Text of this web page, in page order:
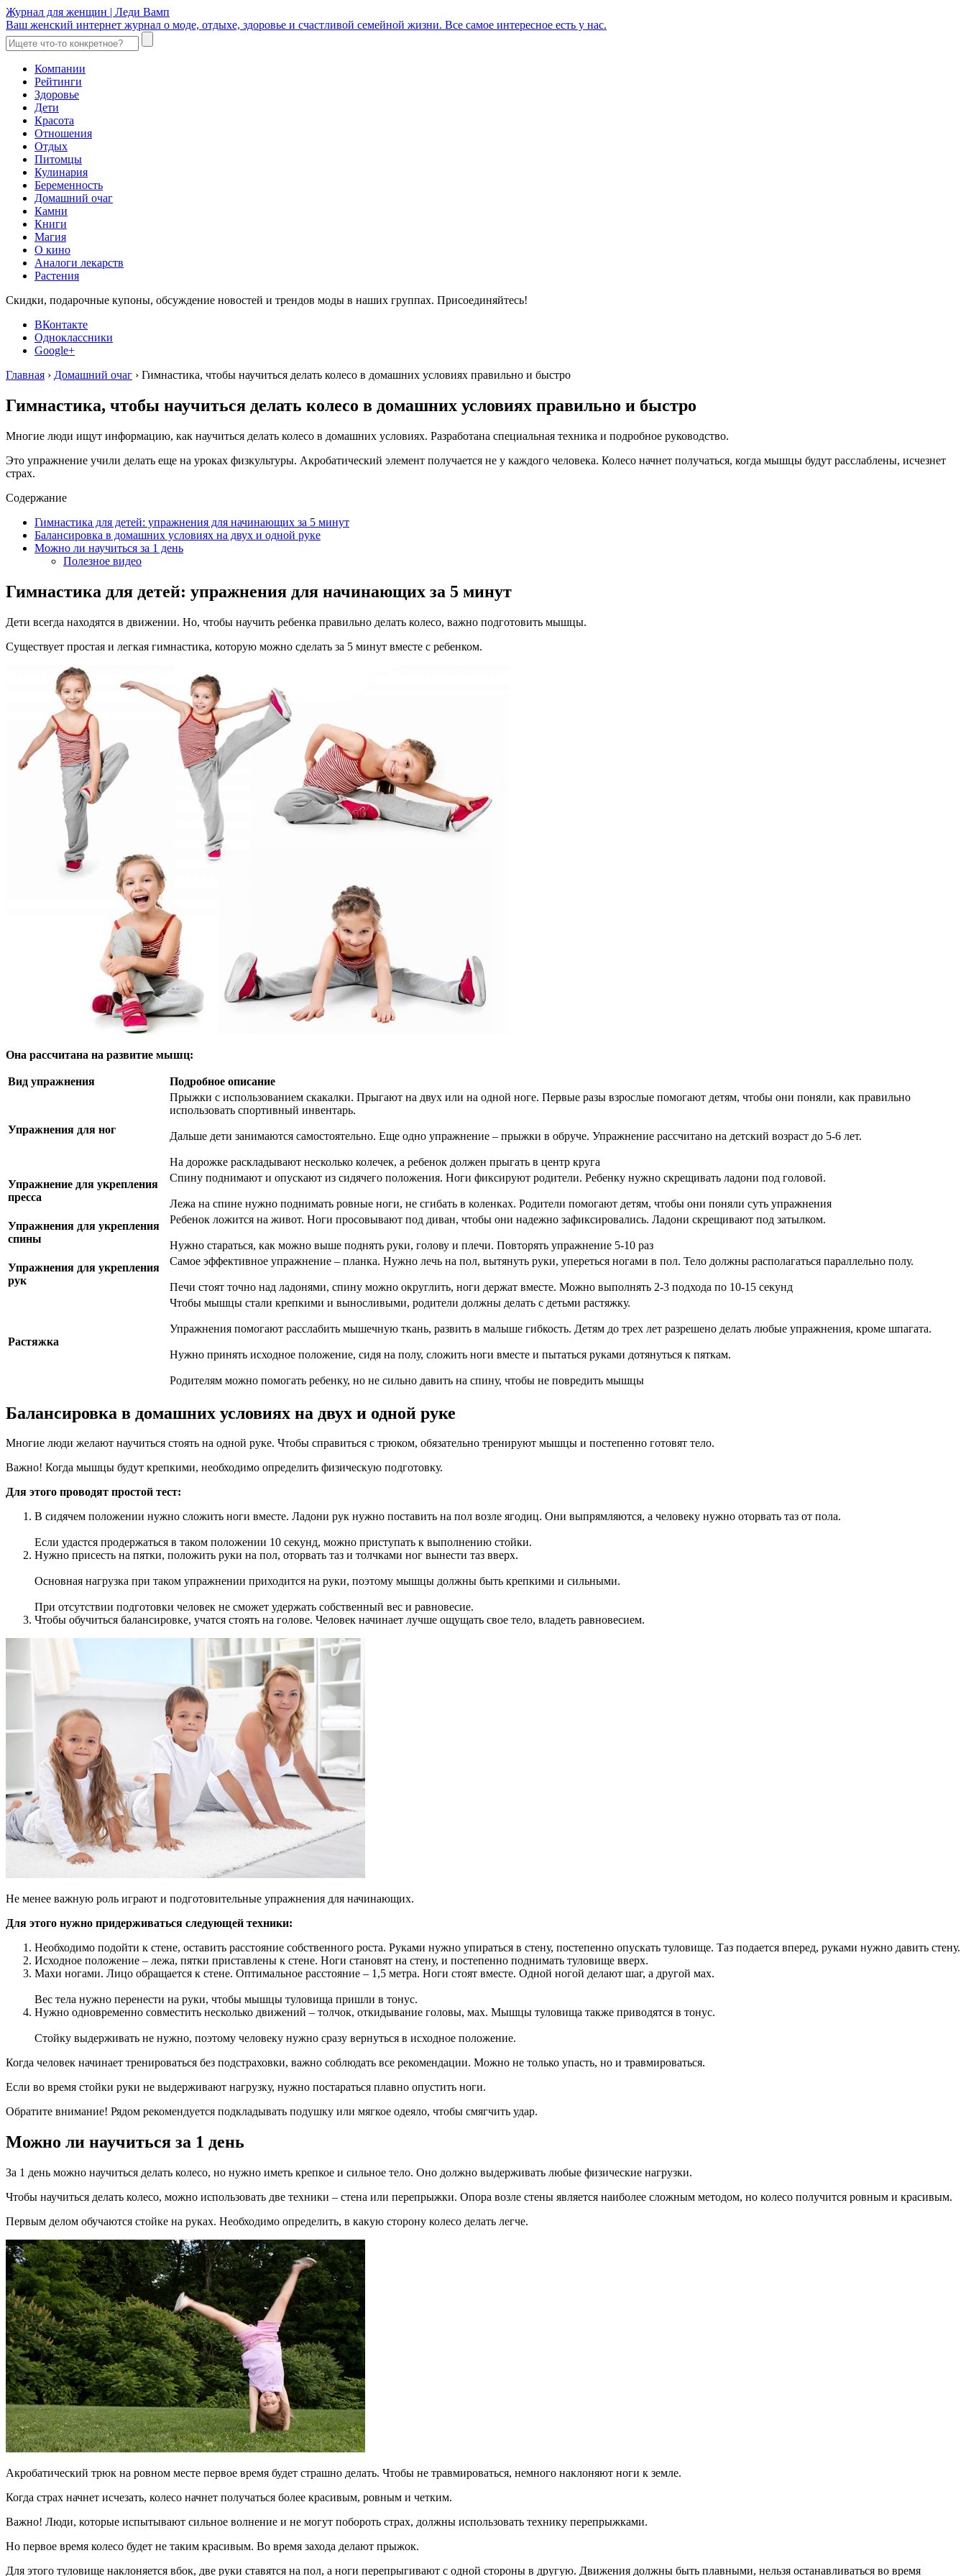
Журнал для женщин | Леди Вамп
Ваш женский интернет журнал о моде, отдыхе, здоровье и счастливой семейной жизни. Все самое интересное есть у нас.
Компании
Рейтинги
Здоровье
Дети
Красота
Отношения
Отдых
Питомцы
Кулинария
Беременность
Домашний очаг
Камни
Книги
Магия
О кино
Аналоги лекарств
Растения
Скидки, подарочные купоны, обсуждение новостей и трендов моды в наших группах. Присоединяйтесь!
ВКонтакте
Одноклассники
Google+
Главная › Домашний очаг › Гимнастика, чтобы научиться делать колесо в домашних условиях правильно и быстро
Гимнастика, чтобы научиться делать колесо в домашних условиях правильно и быстро
Многие люди ищут информацию, как научиться делать колесо в домашних условиях. Разработана специальная техника и подробное руководство.
Это упражнение учили делать еще на уроках физкультуры. Акробатический элемент получается не у каждого человека. Колесо начнет получаться, когда мышцы будут расслаблены, исчезнет
страх.
Содержание
Гимнастика для детей: упражнения для начинающих за 5 минут
Балансировка в домашних условиях на двух и одной руке
Можно ли научиться за 1 день
Полезное видео
Гимнастика для детей: упражнения для начинающих за 5 минут
Дети всегда находятся в движении. Но, чтобы научить ребенка правильно делать колесо, важно подготовить мышцы.
Существует простая и легкая гимнастика, которую можно сделать за 5 минут вместе с ребенком.
Она рассчитана на развитие мышц:
Вид упражнения Подробное описание
Упражнения для ног
Прыжки с использованием скакалки. Прыгают на двух или на одной ноге. Первые разы взрослые помогают детям, чтобы они поняли, как правильно
использовать спортивный инвентарь.
Дальше дети занимаются самостоятельно. Еще одно упражнение – прыжки в обруче. Упражнение рассчитано на детский возраст до 5-6 лет.
На дорожке раскладывают несколько колечек, а ребенок должен прыгать в центр круга
Упражнение для укрепления
пресса
Спину поднимают и опускают из сидячего положения. Ноги фиксируют родители. Ребенку нужно скрещивать ладони под головой.
Лежа на спине нужно поднимать ровные ноги, не сгибать в коленках. Родители помогают детям, чтобы они поняли суть упражнения
Упражнения для укрепления
спины
Ребенок ложится на живот. Ноги просовывают под диван, чтобы они надежно зафиксировались. Ладони скрещивают под затылком.
Нужно стараться, как можно выше поднять руки, голову и плечи. Повторять упражнение 5-10 раз
Упражнения для укрепления
рук
Самое эффективное упражнение – планка. Нужно лечь на пол, вытянуть руки, упереться ногами в пол. Тело должны располагаться параллельно полу.
Печи стоят точно над ладонями, спину можно округлить, ноги держат вместе. Можно выполнять 2-3 подхода по 10-15 секунд
Растяжка
Чтобы мышцы стали крепкими и выносливыми, родители должны делать с детьми растяжку.
Упражнения помогают расслабить мышечную ткань, развить в малыше гибкость. Детям до трех лет разрешено делать любые упражнения, кроме шпагата.
Нужно принять исходное положение, сидя на полу, сложить ноги вместе и пытаться руками дотянуться к пяткам.
Родителям можно помогать ребенку, но не сильно давить на спину, чтобы не повредить мышцы
Балансировка в домашних условиях на двух и одной руке
Многие люди желают научиться стоять на одной руке. Чтобы справиться с трюком, обязательно тренируют мышцы и постепенно готовят тело.
Важно! Когда мышцы будут крепкими, необходимо определить физическую подготовку.
Для этого проводят простой тест:
В сидячем положении нужно сложить ноги вместе. Ладони рук нужно поставить на пол возле ягодиц. Они выпрямляются, а человеку нужно оторвать таз от пола.
Если удастся продержаться в таком положении 10 секунд, можно приступать к выполнению стойки.
Нужно присесть на пятки, положить руки на пол, оторвать таз и толчками ног вынести таз вверх.
Основная нагрузка при таком упражнении приходится на руки, поэтому мышцы должны быть крепкими и сильными.
При отсутствии подготовки человек не сможет удержать собственный вес и равновесие.
Чтобы обучиться балансировке, учатся стоять на голове. Человек начинает лучше ощущать свое тело, владеть равновесием.
Не менее важную роль играют и подготовительные упражнения для начинающих.
Для этого нужно придерживаться следующей техники:
Необходимо подойти к стене, оставить расстояние собственного роста. Руками нужно упираться в стену, постепенно опускать туловище. Таз подается вперед, руками нужно давить стену.
Исходное положение – лежа, пятки приставлены к стене. Ноги становят на стену, и постепенно поднимать туловище вверх.
Махи ногами. Лицо обращается к стене. Оптимальное расстояние – 1,5 метра. Ноги стоят вместе. Одной ногой делают шаг, а другой мах.
Вес тела нужно перенести на руки, чтобы мышцы туловища пришли в тонус.
Нужно одновременно совместить несколько движений – толчок, откидывание головы, мах. Мышцы туловища также приводятся в тонус.
Стойку выдерживать не нужно, поэтому человеку нужно сразу вернуться в исходное положение.
Когда человек начинает тренироваться без подстраховки, важно соблюдать все рекомендации. Можно не только упасть, но и травмироваться.
Если во время стойки руки не выдерживают нагрузку, нужно постараться плавно опустить ноги.
Обратите внимание! Рядом рекомендуется подкладывать подушку или мягкое одеяло, чтобы смягчить удар.
Можно ли научиться за 1 день
За 1 день можно научиться делать колесо, но нужно иметь крепкое и сильное тело. Оно должно выдерживать любые физические нагрузки.
Чтобы научиться делать колесо, можно использовать две техники – стена или перепрыжки. Опора возле стены является наиболее сложным методом, но колесо получится ровным и красивым.
Первым делом обучаются стойке на руках. Необходимо определить, в какую сторону колесо делать легче.
Акробатический трюк на ровном месте первое время будет страшно делать. Чтобы не травмироваться, немного наклоняют ноги к земле.
Когда страх начнет исчезать, колесо начнет получаться более красивым, ровным и четким.
Важно! Люди, которые испытывают сильное волнение и не могут побороть страх, должны использовать технику перепрыжками.
Но первое время колесо будет не таким красивым. Во время захода делают прыжок.
Для этого туловище наклоняется вбок, две руки ставятся на пол, а ноги перепрыгивают с одной стороны в другую. Движения должны быть плавными, нельзя останавливаться во время